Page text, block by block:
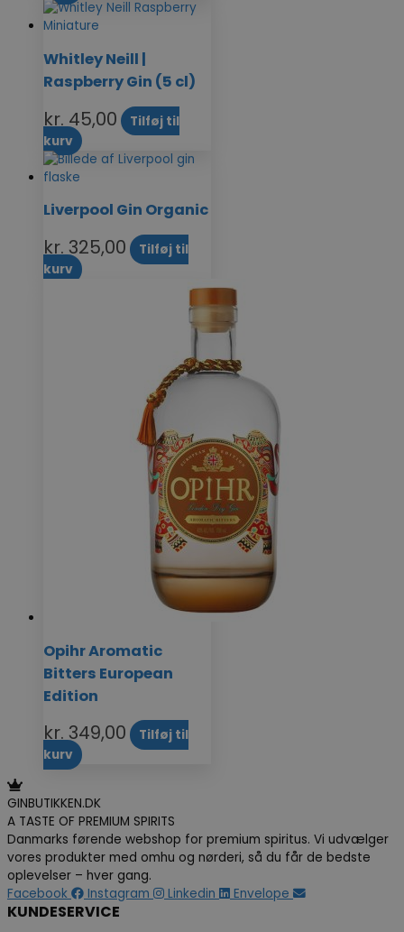
Whitley Neill |
Raspberry Gin (5 cl)
kr. 45,00
Tilføj til
kurv
Liverpool Gin Organic
kr. 325,00
Tilføj til
kurv
Opihr Aromatic
Bitters European
Edition
kr. 349,00
Tilføj til
kurv
GINBUTIKKEN.DK
A TASTE OF PREMIUM SPIRITS
Danmarks førende webshop for premium spiritus. Vi udvælger
vores produkter med omhu og nørderi, så du får de bedste
oplevelser – hver gang.
Facebook
Instagram Linkedin Envelope
KUNDESERVICE